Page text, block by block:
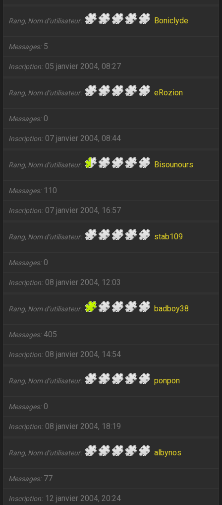
Rang, Nom d’utilisateur Boniclyde
Messages 5
Inscription 05 janvier 2004, 08:27
Rang, Nom d’utilisateur eRozion
Messages 0
Inscription 07 janvier 2004, 08:44
Rang, Nom d’utilisateur Bisounours
Messages 110
Inscription 07 janvier 2004, 16:57
Rang, Nom d’utilisateur stab109
Messages 0
Inscription 08 janvier 2004, 12:03
Rang, Nom d’utilisateur badboy38
Messages 405
Inscription 08 janvier 2004, 14:54
Rang, Nom d’utilisateur ponpon
Messages 0
Inscription 08 janvier 2004, 18:19
Rang, Nom d’utilisateur albynos
Messages 77
Inscription 12 janvier 2004, 20:24